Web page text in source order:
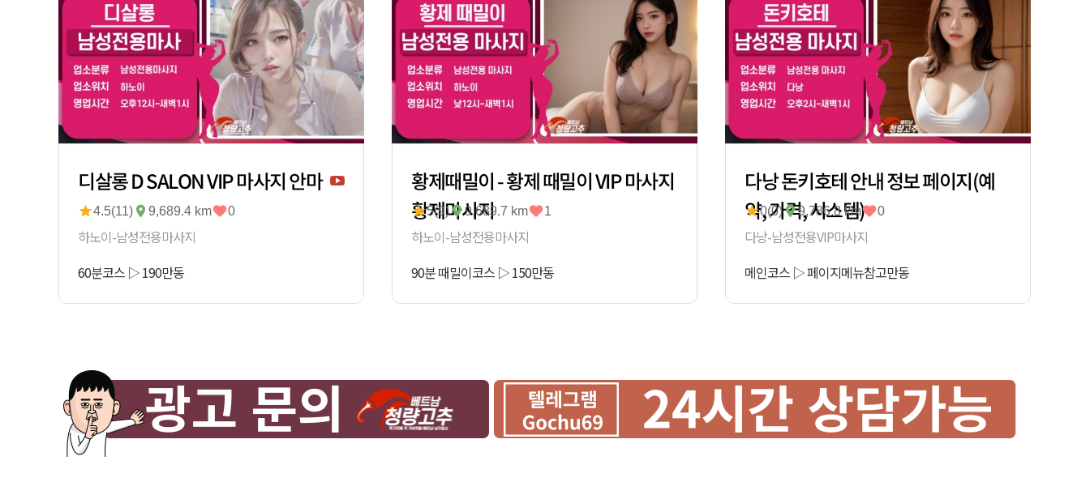
디살롱 D SALON VIP 마사지 안마
4.5(11) 9,689.4 km 0
하노이-남성전용마사지
60분코스 ▷190만동
황제때밀이 - 황제 때밀이 VIP 마사지
황제마사지
5(9) 9,689.7 km 1
하노이-남성전용마사지
90분 때밀이코스 ▷150만동
다낭 돈키호테 안내 정보 페이지(예
약, 가격, 시스템)
0(0) 9,786.8 km 0
다낭-남성전용VIP마사지
메인코스 ▷페이지메뉴참고만동